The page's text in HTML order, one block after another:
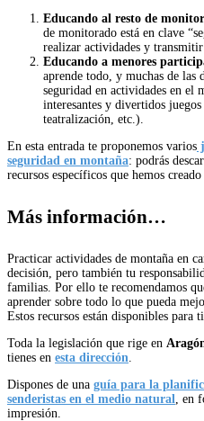
Educando al resto de
de monitorado está en clave
realizar actividades y transmitir
Educando a menores
aprende todo, y muchas de las
seguridad en actividades en el
interesantes y divertidos
teatralización, etc.).
En esta entrada te proponemos varios
seguridad en montaña: podrás
recursos específicos que hemos
Más información…
Practicar actividades de montaña en
decisión, pero también tu
familias. Por ello te recomendamos
aprender sobre todo lo que pueda
Estos recursos están disponibles para
Toda la legislación que rige en
tienes en esta dirección
Dispones de una guía para la
senderistas en el medio natural
, en
impresión.